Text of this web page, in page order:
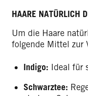
HAARE NATÜRLICH
Um die Haare
folgende Mittel zur
Indigo: Ideal für
Schwarztee: